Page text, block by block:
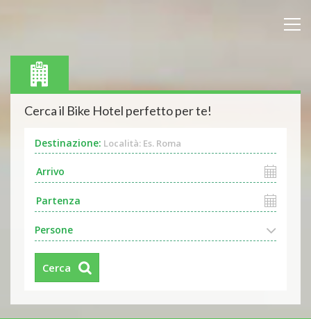
Cerca il Bike Hotel perfetto per te!
Destinazione: Località: Es. Roma
Persone
Cerca